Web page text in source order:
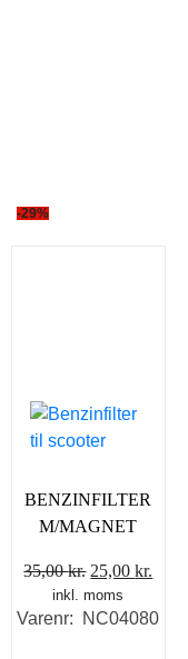
-29%
BENZINFILTER
M/MAGNET
35,00kr. Den
oprindelige
pris
25,00kr.
pris
inkl. moms
Varenr: NC04080